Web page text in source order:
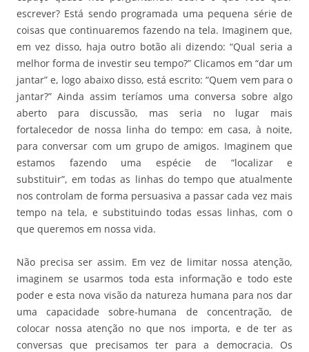
escrever? Está sendo programada uma pequena série de
coisas que continuaremos fazendo na tela. Imaginem que,
em vez disso, haja outro botão ali dizendo: “Qual seria a
melhor forma de investir seu tempo?” Clicamos em “dar um
jantar” e, logo abaixo disso, está escrito: “Quem vem para o
jantar?” Ainda assim teríamos uma conversa sobre algo
aberto para discussão, mas seria no lugar mais
fortalecedor de nossa linha do tempo: em casa, à noite,
para conversar com um grupo de amigos. Imaginem que
estamos fazendo uma espécie de “localizar e
substituir”, em todas as linhas do tempo que atualmente
nos controlam de forma persuasiva a passar cada vez mais
tempo na tela, e substituindo todas essas linhas, com o
que queremos em nossa vida.
Não precisa ser assim. Em vez de limitar nossa atenção,
imaginem se usarmos toda esta informação e todo este
poder e esta nova visão da natureza humana para nos dar
uma capacidade sobre-humana de concentração, de
colocar nossa atenção no que nos importa, e de ter as
conversas que precisamos ter para a democracia. Os